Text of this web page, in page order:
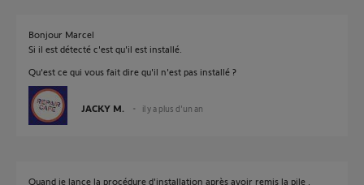
Bonjour Marcel
Si il est détecté c'est qu'il est installé.
Qu'est ce qui vous fait dire qu'il n'est pas installé ?
JACKY M. il y a plus d'un an
Quand je lance la procédure d'installation après avoir remis la pile ,